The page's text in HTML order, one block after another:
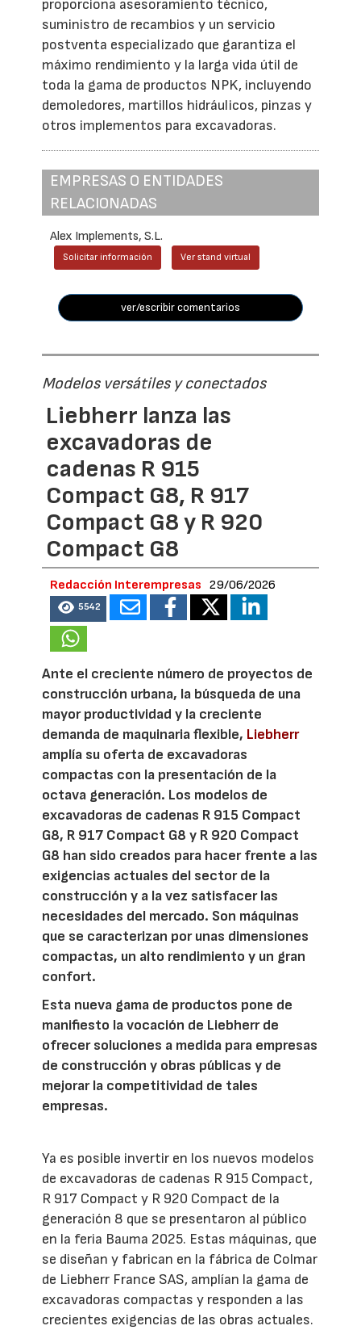
proporciona asesoramiento técnico,
suministro de recambios y un servicio
postventa especializado que garantiza el
máximo rendimiento y la larga vida útil de
toda la gama de productos NPK, incluyendo
demoledores, martillos hidráulicos, pinzas y
otros implementos para excavadoras.
EMPRESAS O ENTIDADES
RELACIONADAS
Alex Implements, S.L.
Solicitar información Ver stand virtual
ver/escribir comentarios
Modelos versátiles y conectados
Liebherr lanza las
excavadoras de
cadenas R 915
Compact G8, R 917
Compact G8 y R 920
Compact G8
Redacción Interempresas 29/06/2026
5542
Ante el creciente número de proyectos de
construcción urbana, la búsqueda de una
mayor productividad y la creciente
demanda de maquinaria flexible, Liebherr
amplía su oferta de excavadoras
compactas con la presentación de la
octava generación. Los modelos de
excavadoras de cadenas R 915 Compact
G8, R 917 Compact G8 y R 920 Compact
G8 han sido creados para hacer frente a las
exigencias actuales del sector de la
construcción y a la vez satisfacer las
necesidades del mercado. Son máquinas
que se caracterizan por unas dimensiones
compactas, un alto rendimiento y un gran
confort.
Esta nueva gama de productos pone de
manifiesto la vocación de Liebherr de
ofrecer soluciones a medida para empresas
de construcción y obras públicas y de
mejorar la competitividad de tales
empresas.
Ya es posible invertir en los nuevos modelos
de excavadoras de cadenas R 915 Compact,
R 917 Compact y R 920 Compact de la
generación 8 que se presentaron al público
en la feria Bauma 2025. Estas máquinas, que
se diseñan y fabrican en la fábrica de Colmar
de Liebherr France SAS, amplían la gama de
excavadoras compactas y responden a las
crecientes exigencias de las obras actuales.